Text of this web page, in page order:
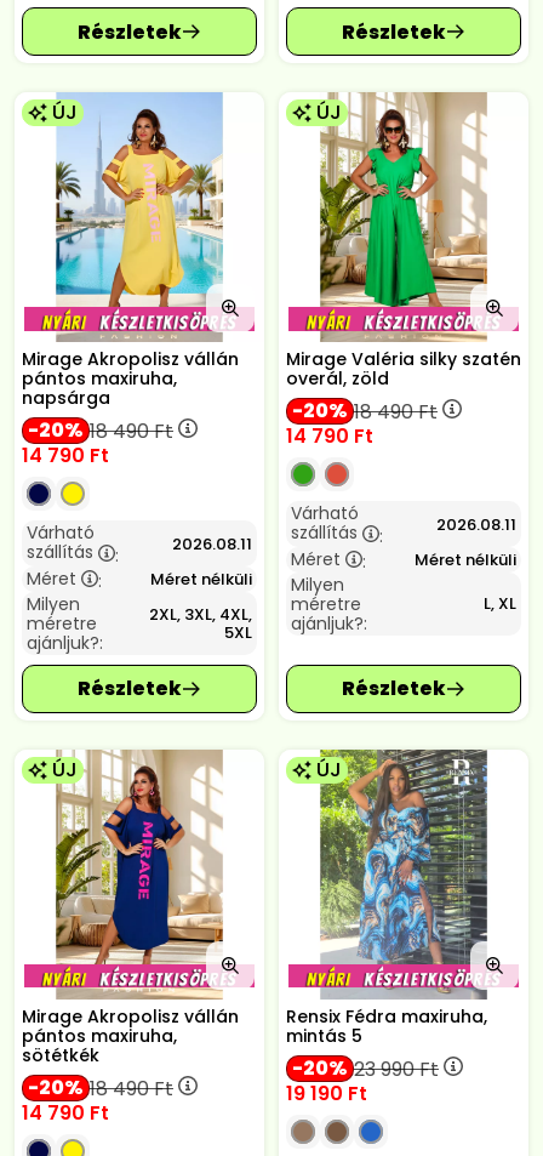
ÚJ
Mirage Akropolisz vállán
pántos maxiruha,
napsárga
20 18 490Ft
14 790 Ft
Várható
szállítás
: 2026.08.11
Méret : Méret nélküli
Milyen
méretre
ajánljuk?:
2XL, 3XL, 4XL,
5XL
ÚJ
Mirage Valéria silky szatén
overál, zöld
20 18 490Ft
14 790 Ft
Várható
szállítás
: 2026.08.11
Méret : Méret nélküli
Milyen
méretre
ajánljuk?:
L, XL
ÚJ
Mirage Akropolisz vállán
pántos maxiruha,
sötétkék
20 18 490Ft
14 790 Ft
ÚJ
Rensix Fédra maxiruha,
mintás 5
20 23 990Ft
19 190 Ft